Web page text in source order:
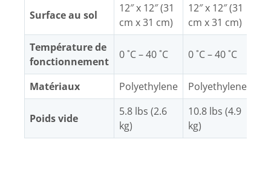
Surface au sol
12″ x 12″ (31
cm x 31 cm)
12″ x 12″ (31
cm x 31 cm)
Température de
fonctionnement
0 ˚C – 40 ˚C 0 ˚C – 40 ˚C
Matériaux Polyethylene Polyethylene
Poids vide
5.8 lbs (2.6
kg)
10.8 lbs (4.9
kg)